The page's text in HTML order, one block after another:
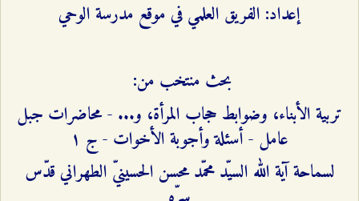
إعداد: الفريق العلمي في موقع مدرسة الوحي
بحث منتخب من:
تربية الأبناء، وضوابط حجاب المرأة، و... - محاضرات جبل
عامل - أسئلة وأجوبة الأخوات - ج ۱
لسماحة آية الله السيّد محمّد محسن الحسينيّ الطهراني قدّس